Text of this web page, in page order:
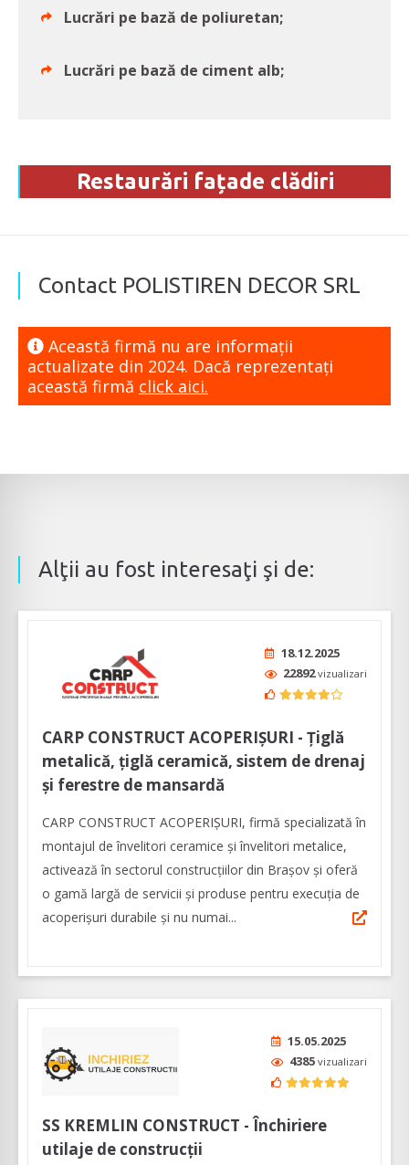
Lucrări pe bază de poliuretan;
Lucrări pe bază de ciment alb;
Restaurări fațade clădiri
Contact POLISTIREN DECOR SRL
Această firmă nu are informaţii
actualizate din 2024. Dacă reprezentaţi
această firmă click aici.
Alţii au fost interesaţi şi de:
18.12.2025
22892vizualizari
CARP CONSTRUCT ACOPERIȘURI - Țiglă
metalică, țiglă ceramică, sistem de drenaj
și ferestre de mansardă
CARP CONSTRUCT ACOPERIȘURI, firmă specializată în
montajul de învelitori ceramice și învelitori metalice,
activează în sectorul construcțiilor din Brașov și oferă
o gamă largă de servicii și produse pentru execuția de
acoperișuri durabile și nu numai...
15.05.2025
4385 vizualizari
SS KREMLIN CONSTRUCT - Închiriere
utilaje de construcții